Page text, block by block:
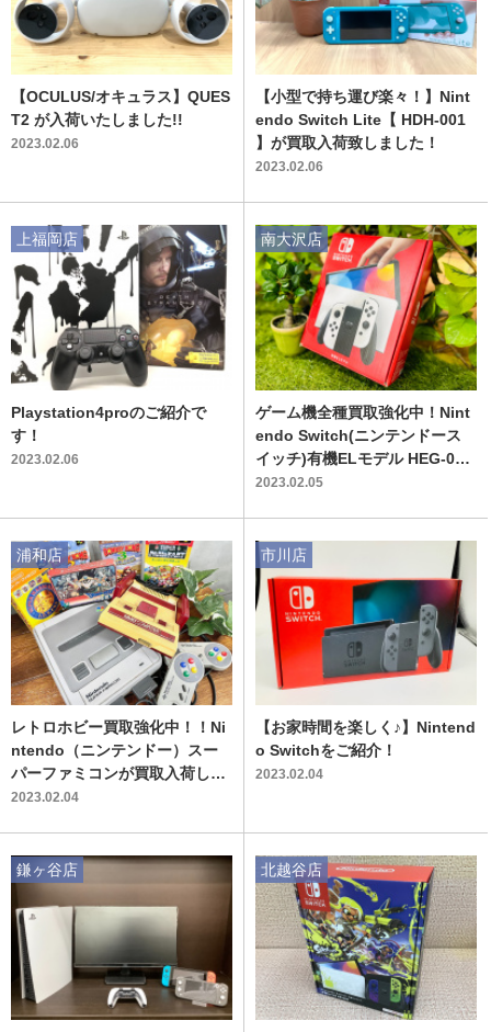
【OCULUS/オキュラス】QUES
T2 が入荷いたしました!!
2023.02.06
【小型で持ち運び楽々！】Nint
endo Switch Lite【 HDH-001
】が買取入荷致しました！
2023.02.06
Playstation4proのご紹介で
す！
2023.02.06
上福岡店
ゲーム機全種買取強化中！Nint
endo Switch(ニンテンドース
イッチ)有機ELモデル HEG-001
が買取入荷致しました！！
2023.02.05
南大沢店
レトロホビー買取強化中！！Ni
ntendo（ニンテンドー）スー
パーファミコンが買取入荷しま
した！
2023.02.04
浦和店
【お家時間を楽しく♪】Nintend
o Switchをご紹介！
2023.02.04
市川店
鎌ヶ谷店 北越谷店